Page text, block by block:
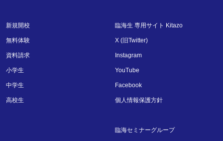
新規開校
無料体験
資料請求
小学生
中学生
高校生
臨海生 専用サイト Kitazo
X (旧Twitter)
Instagram
YouTube
Facebook
個人情報保護方針
臨海セミナーグループ